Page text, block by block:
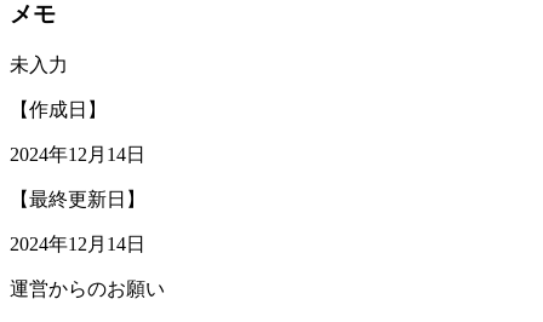
メモ
未入力
【作成日】
2024年12月14日
【最終更新日】
2024年12月14日
運営からのお願い